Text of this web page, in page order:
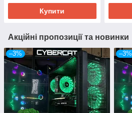
Купити
Акційні пропозиції та новинки
–3% –3%